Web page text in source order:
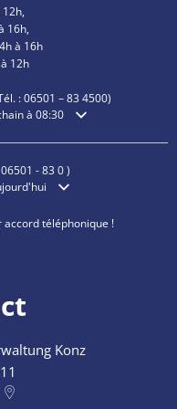
16h,
à 16h
12h
:06501 – 834500)
d'ouverture ou de
à 08:30
06501 - 83 0)
heures d'ouverture ou de
téléphonique !
Konz